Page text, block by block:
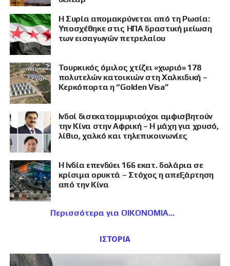
Η Συρία απομακρύνεται από τη Ρωσία:
Υποσχέθηκε στις ΗΠΑ δραστική μείωση
των εισαγωγών πετρελαίου
Τουρκικός όμιλος χτίζει «χωριό» 178
πολυτελών κατοικιών στη Χαλκιδική –
Κερκόπορτα η “Golden Visa”
Ινδοί δισεκατομμυριούχοι αμφισβητούν
την Κίνα στην Αφρική – Η μάχη για χρυσό,
λίθιο, χαλκό και τηλεπικοινωνίες
Η Ινδία επενδύει 166 εκατ. δολάρια σε
κρίσιμα ορυκτά – Στόχος η απεξάρτηση
από την Κίνα
Περισσότερα για ΟΙΚΟΝΟΜΙΑ
ΙΣΤΟΡΙΑ